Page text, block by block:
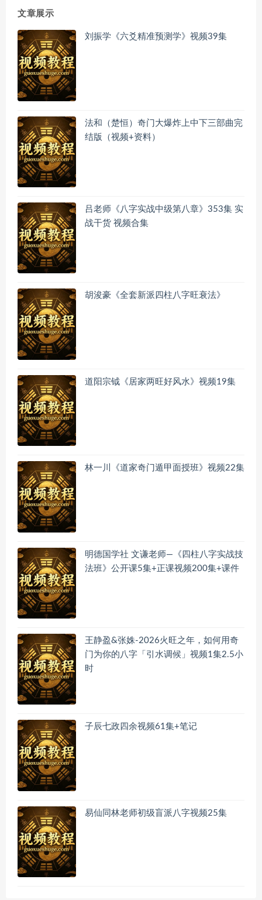
文章展示
刘振学《六爻精准预测学》视频39集
法和（楚恒）奇门大爆炸上中下三部曲完
结版（视频+资料）
吕老师《八字实战中级第八章》353集 实
战干货 视频合集
胡浚豪《全套新派四柱八字旺衰法》
道阳宗钺《居家两旺好风水》视频19集
林一川《道家奇门遁甲面授班》视频22集
明德国学社 文谦老师—《四柱八字实战技
法班》公开课5集+正课视频200集+课件
王静盈&张姝-2026火旺之年，如何用奇
门为你的八字「引水调候」视频1集2.5小
时
子辰七政四余视频61集+笔记
易仙同林老师初级盲派八字视频25集